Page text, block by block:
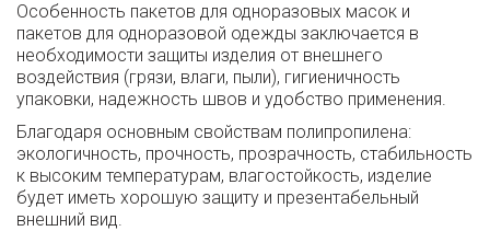
Особенность пакетов для одноразовых масок и
пакетов для одноразовой одежды заключается в
необходимости защиты изделия от внешнего
воздействия (грязи, влаги, пыли), гигиеничность
упаковки, надежность швов и удобство применения.
Благодаря основным свойствам полипропилена:
экологичность, прочность, прозрачность, стабильность
к высоким температурам, влагостойкость, изделие
будет иметь хорошую защиту и презентабельный
внешний вид.